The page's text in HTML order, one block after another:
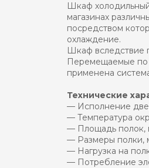
Шкаф
магазинах
посредством
охлаждение.
Шкаф вследствие
Перемещаемые по
применена
Технические
— Исполнение
— Температура
— Площадь полок,
— Размеры полки,
— Нагрузка на
— Потребление